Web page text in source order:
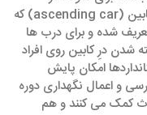
استاندارد EN 81-20، برای حالت صعودی کابین (ascending car) که
شده و برای درب‌ ها
شدن درِ کابین روی افراد
امکان پایش
و اعمال نگهداری دوره‌
کمک می‌ کنند و هم